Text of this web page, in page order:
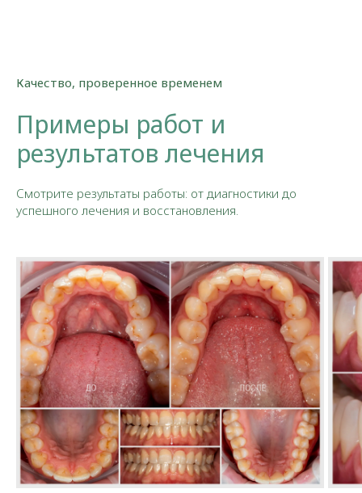
Качество, проверенное временем
Примеры работ и
результатов лечения
Смотрите результаты работы: от диагностики до
успешного лечения и восстановления.